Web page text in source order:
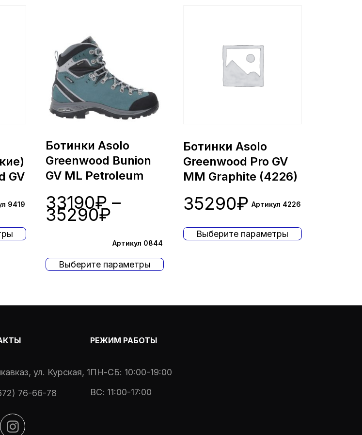
GV
9419
Ботинки Asolo
Greenwood Bunion
GV ML Petroleum
33190₽ –
35290₽
Артикул 0844
Выберите параметры
Ботинки Asolo
Greenwood Pro GV
MM Graphite (4226)
35290₽ Артикул 4226
Выберите параметры
ул. Курская, 1
76-66-78
РЕЖИМ РАБОТЫ
ПН-СБ: 10:00-19:00
ВС: 11:00-17:00